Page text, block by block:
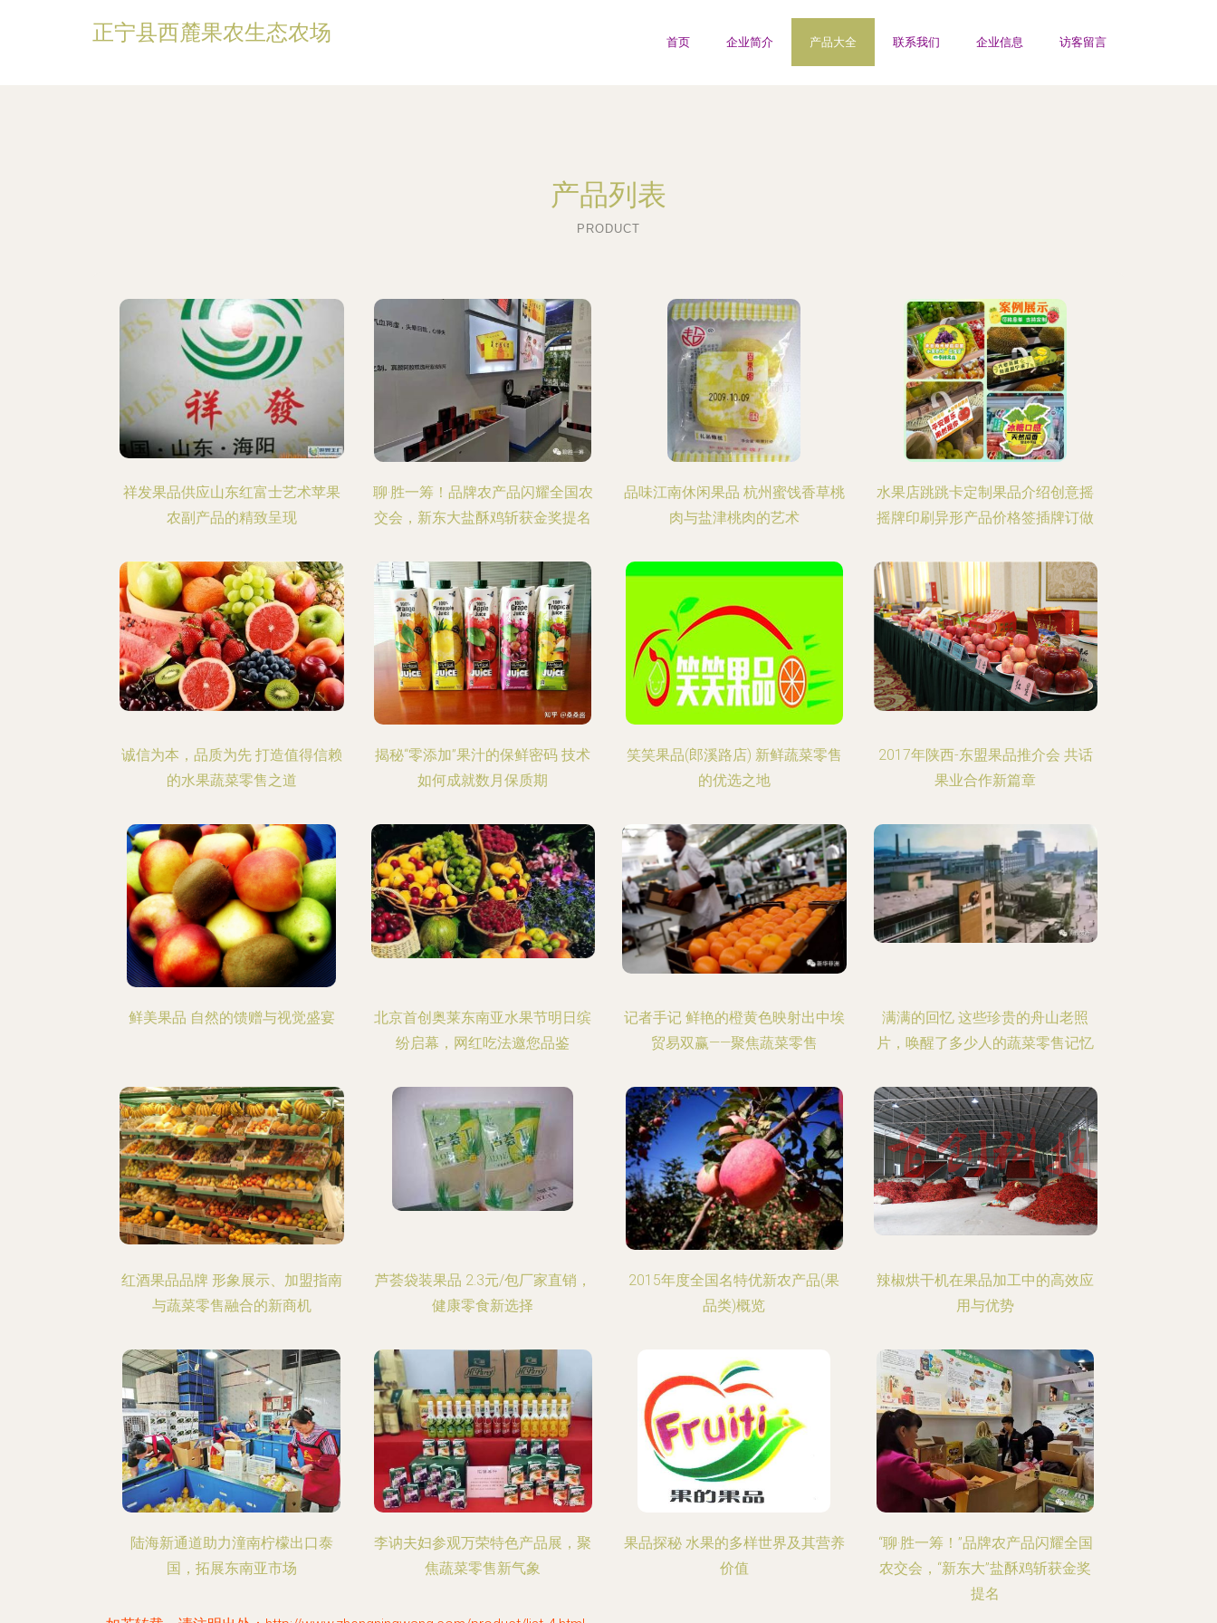
正宁县西麓果农生态农场 首页 企业简介 产品大全 联系我们 企业信息 访客留言
产品列表
PRODUCT
祥发果品供应山东红富士艺术苹果
农副产品的精致呈现
聊·胜一筹！品牌农产品闪耀全国农
交会，新东大盐酥鸡斩获金奖提名
品味江南休闲果品 杭州蜜饯香草桃
肉与盐津桃肉的艺术
水果店跳跳卡定制果品介绍创意摇
摇牌印刷异形产品价格签插牌订做
诚信为本，品质为先 打造值得信赖
的水果蔬菜零售之道
揭秘“零添加”果汁的保鲜密码 技术
如何成就数月保质期
笑笑果品(郎溪路店) 新鲜蔬菜零售
的优选之地
2017年陕西-东盟果品推介会 共话
果业合作新篇章
鲜美果品 自然的馈赠与视觉盛宴
北京首创奥莱东南亚水果节明日缤
纷启幕，网红吃法邀您品鉴
记者手记 鲜艳的橙黄色映射出中埃
贸易双赢——聚焦蔬菜零售
满满的回忆 这些珍贵的舟山老照
片，唤醒了多少人的蔬菜零售记忆
红酒果品品牌 形象展示、加盟指南
与蔬菜零售融合的新商机
芦荟袋装果品 2.3元/包厂家直销，
健康零食新选择
2015年度全国名特优新农产品(果
品类)概览
辣椒烘干机在果品加工中的高效应
用与优势
陆海新通道助力潼南柠檬出口泰
国，拓展东南亚市场
李讷夫妇参观万荣特色产品展，聚
焦蔬菜零售新气象
果品探秘 水果的多样世界及其营养
价值
“聊·胜一筹！”品牌农产品闪耀全国
农交会，“新东大”盐酥鸡斩获金奖
提名